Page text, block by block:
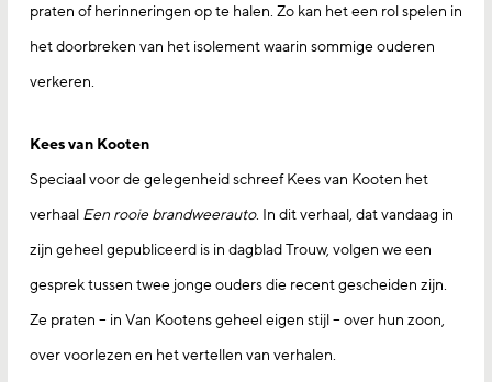
praten of herinneringen op te halen. Zo kan het een rol spelen in
het doorbreken van het isolement waarin sommige ouderen
verkeren.
Kees van Kooten
Speciaal voor de gelegenheid schreef Kees van Kooten het
verhaal Een rooie brandweerauto. In dit verhaal, dat vandaag in
zijn geheel gepubliceerd is in dagblad Trouw, volgen we een
gesprek tussen twee jonge ouders die recent gescheiden zijn.
Ze praten – in Van Kootens geheel eigen stijl – over hun zoon,
over voorlezen en het vertellen van verhalen.